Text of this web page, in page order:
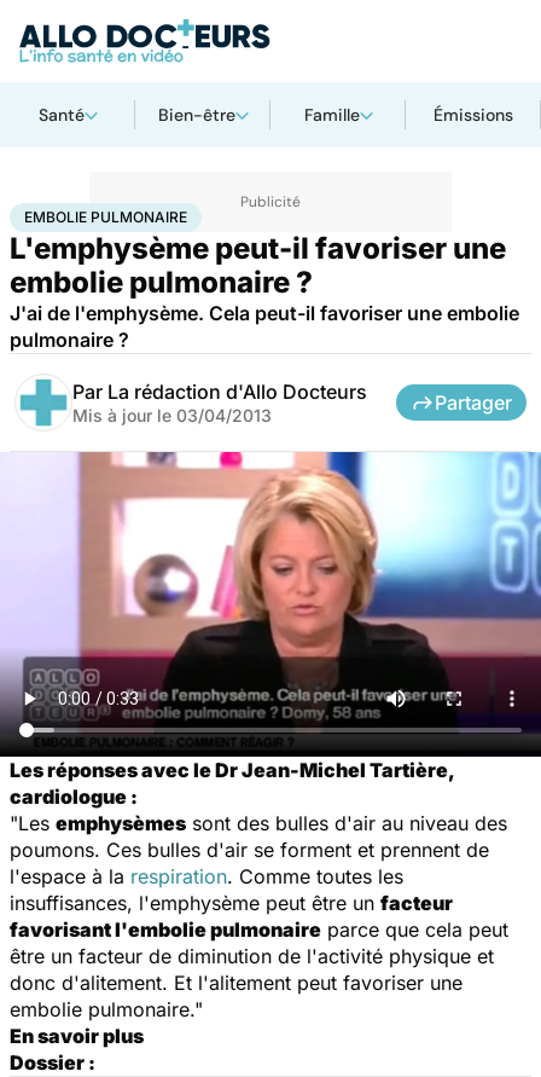
Santé Bien-être Famille Émissions
Accueil SantéEmbolie pulmonaire
EMBOLIE PULMONAIRE
L'emphysème peut-il favoriser une
embolie pulmonaire ?
J'ai de l'emphysème. Cela peut-il favoriser une embolie
pulmonaire ?
Par La rédaction d'Allo Docteurs
Mis à jour le 03/04/2013
Partager
Les réponses avec le Dr Jean-Michel Tartière,
cardiologue :
"Les emphysèmes sont des bulles d'air au niveau des
poumons. Ces bulles d'air se forment et prennent de
l'espace à la respiration. Comme toutes les
insuffisances, l'emphysème peut être un facteur
favorisant l'embolie pulmonaire parce que cela peut
être un facteur de diminution de l'activité physique et
donc d'alitement. Et l'alitement peut favoriser une
embolie pulmonaire."
En savoir plus
Dossier :